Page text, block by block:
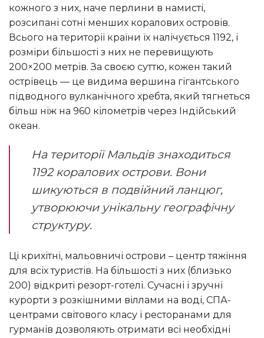
кожного з них, наче перлини в намисті,
розсипані сотні менших коралових островів.
Всього на території країни їх налічується 1192, і
розміри більшості з них не перевищують
200×200 метрів. За своєю суттю, кожен такий
острівець — це видима вершина гігантського
підводного вулканічного хребта, який тягнеться
більш ніж на 960 кілометрів через Індійський
океан.
На території Мальдів знаходиться
1192 коралових острови. Вони
шикуються в подвійний ланцюг,
утворюючи унікальну географічну
структуру.
Ці крихітні, мальовничі острови – центр тяжіння
для всіх туристів. На більшості з них (близько
200) відкриті резорт-готелі. Сучасні і зручні
курорти з розкішними віллами на воді, СПА-
центрами світового класу і ресторанами для
гурманів дозволяють отримати всі необхідні